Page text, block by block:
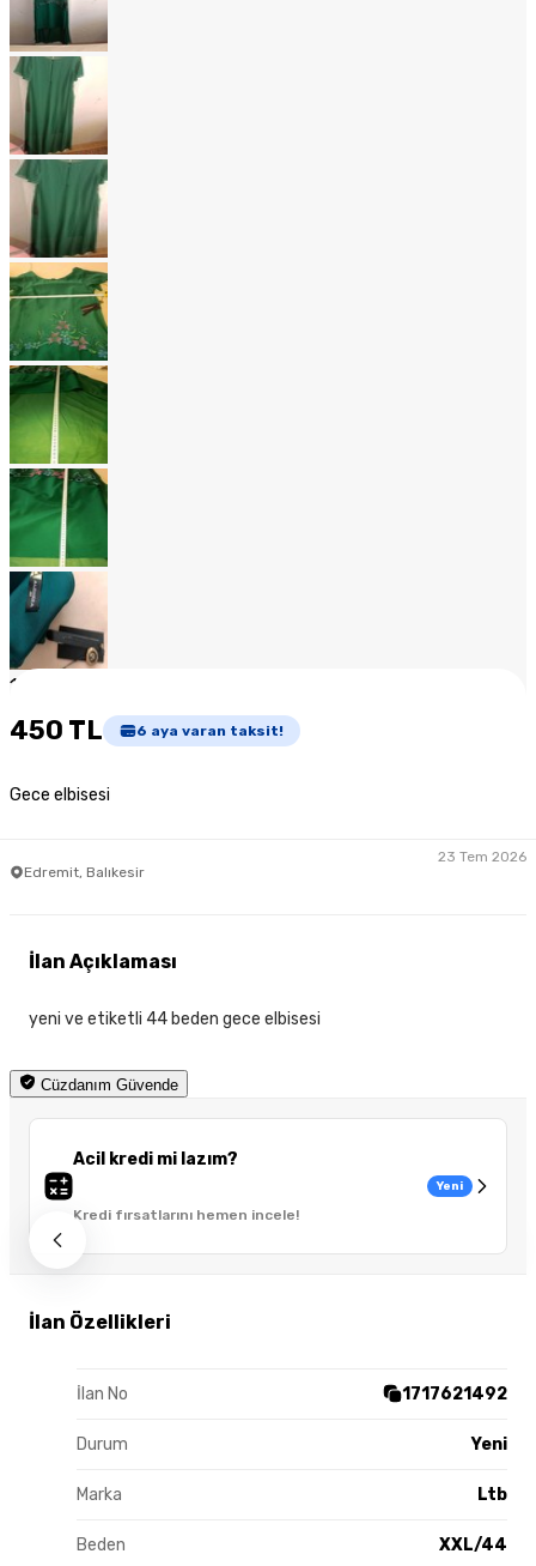
1
450 TL 6 aya varan taksit!
Gece elbisesi
Edremit, Balıkesir
23 Tem 2026
Cüzdanım Güvende
Acil kredi mi lazım?
Kredi fırsatlarını hemen incele!
Yeni
İlan Özellikleri
İlan No 1717621492
Durum Yeni
Marka Ltb
Beden XXL/44
İlan Açıklaması
yeni ve etiketli 44 beden gece elbisesi